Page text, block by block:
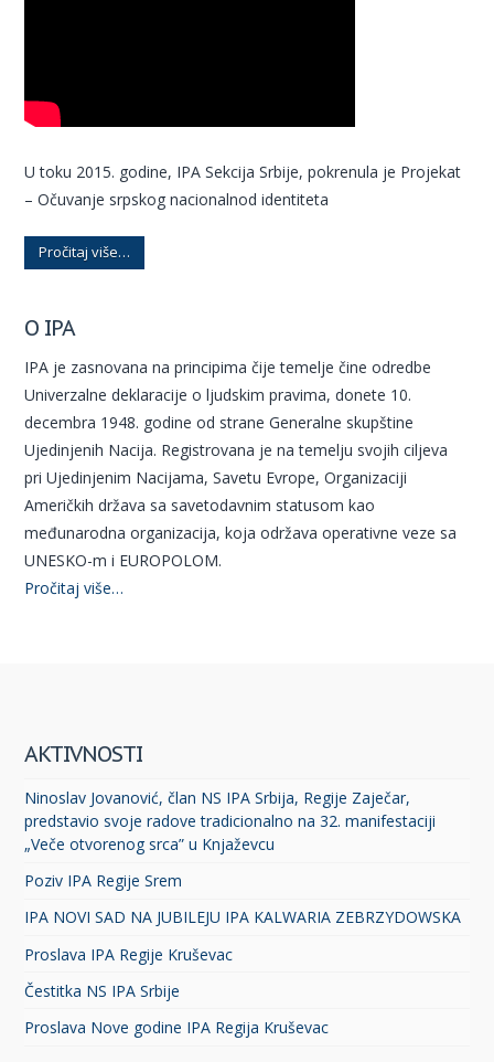
U toku 2015. godine, IPA Sekcija Srbije, pokrenula je Projekat
– Očuvanje srpskog nacionalnod identiteta
Pročitaj više…
O IPA
IPA je zasnovana na principima čije temelje čine odredbe
Univerzalne deklaracije o ljudskim pravima, donete 10.
decembra 1948. godine od strane Generalne skupštine
Ujedinjenih Nacija. Registrovana je na temelju svojih ciljeva
pri Ujedinjenim Nacijama, Savetu Evrope, Organizaciji
Američkih država sa savetodavnim statusom kao
međunarodna organizacija, koja održava operativne veze sa
UNESKO-m i EUROPOLOM.
Pročitaj više…
AKTIVNOSTI
Ninoslav Jovanović, član NS IPA Srbija, Regije Zaječar,
predstavio svoje radove tradicionalno na 32. manifestaciji
„Veče otvorenog srca” u Knjaževcu
Poziv IPA Regije Srem
IPA NOVI SAD NA JUBILEJU IPA KALWARIA ZEBRZYDOWSKA
Proslava IPA Regije Kruševac
Čestitka NS IPA Srbije
Proslava Nove godine IPA Regija Kruševac